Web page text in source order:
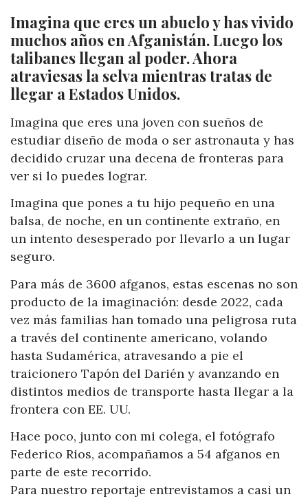
Imagina que eres un abuelo y has vivido
muchos años en Afganistán. Luego los
talibanes llegan al poder. Ahora
atraviesas la selva mientras tratas de
llegar a Estados Unidos.
Imagina que eres una joven con sueños de
estudiar diseño de moda o ser astronauta y has
decidido cruzar una decena de fronteras para
ver si lo puedes lograr.
Imagina que pones a tu hijo pequeño en una
balsa, de noche, en un continente extraño, en
un intento desesperado por llevarlo a un lugar
seguro.
Para más de 3600 afganos, estas escenas no son
producto de la imaginación: desde 2022, cada
vez más familias han tomado una peligrosa ruta
a través del continente americano, volando
hasta Sudamérica, atravesando a pie el
traicionero Tapón del Darién y avanzando en
distintos medios de transporte hasta llegar a la
frontera con EE. UU.
Hace poco, junto con mi colega, el fotógrafo
Federico Rios, acompañamos a 54 afganos en
parte de este recorrido.
Para nuestro reportaje entrevistamos a casi un